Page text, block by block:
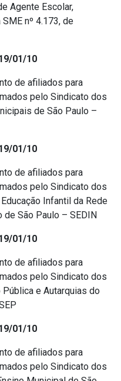
Agente Escolar,
nº 4.173, de
01/10
de afiliados para
pelo Sindicato dos
de São Paulo –
01/10
de afiliados para
pelo Sindicato dos
Infantil da Rede
de São Paulo – SEDIN
01/10
de afiliados para
pelo Sindicato dos
e Autarquias do
01/10
de afiliados para
pelo Sindicato dos